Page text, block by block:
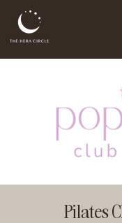
Pilates